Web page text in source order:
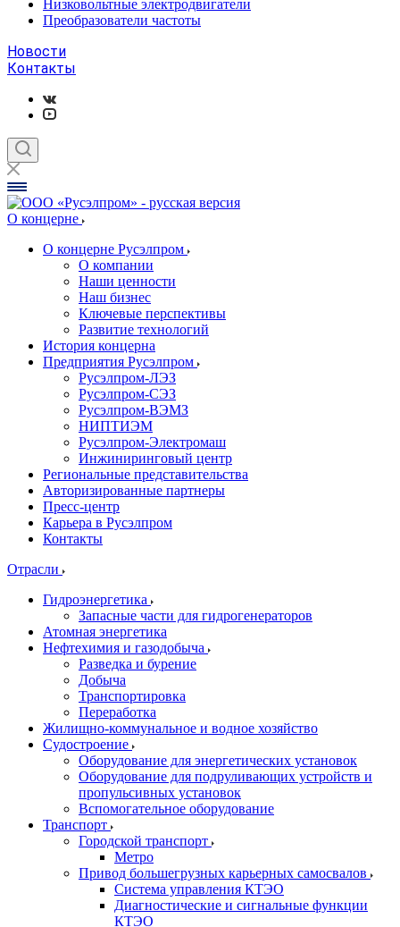
Низковольтные электродвигатели
Преобразователи частоты
Новости
Контакты
О концерне
О концерне Русэлпром
О компании
Наши ценности
Наш бизнес
Ключевые перспективы
Развитие технологий
История концерна
Предприятия Русэлпром
Русэлпром-ЛЭЗ
Русэлпром-СЭЗ
Русэлпром-ВЭМЗ
НИПТИЭМ
Русэлпром-Электромаш
Инжиниринговый центр
Региональные представительства
Авторизированные партнеры
Пресс-центр
Карьера в Русэлпром
Контакты
Отрасли
Гидроэнергетика
Запасные части для гидрогенераторов
Атомная энергетика
Нефтехимия и газодобыча
Разведка и бурение
Добыча
Транспортировка
Переработка
Жилищно-коммунальное и водное хозяйство
Судостроение
Оборудование для энергетических установок
Оборудование для подруливающих устройств и
пропульсивных установок
Вспомогательное оборудование
Транспорт
Городской транспорт
Метро
Привод большегрузных карьерных самосвалов
Система управления КТЭО
Диагностические и сигнальные функции
КТЭО